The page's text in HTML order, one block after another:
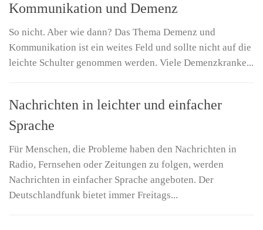
Kommunikation und Demenz
So nicht. Aber wie dann? Das Thema Demenz und
Kommunikation ist ein weites Feld und sollte nicht auf die
leichte Schulter genommen werden. Viele Demenzkranke...
Nachrichten in leichter und einfacher
Sprache
Für Menschen, die Probleme haben den Nachrichten in
Radio, Fernsehen oder Zeitungen zu folgen, werden
Nachrichten in einfacher Sprache angeboten. Der
Deutschlandfunk bietet immer Freitags...